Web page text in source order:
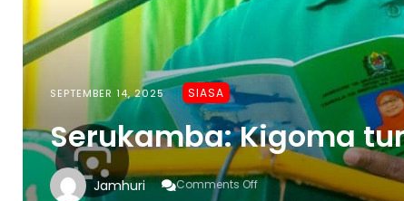
SEPTEMBER 14, 2025 SIASA
Serukamba: Kigoma
Jamhuri Comments Off
On
Serukamba: